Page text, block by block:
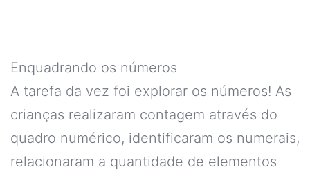
Enquadrando os números
A tarefa da vez foi explorar os números! As
crianças realizaram contagem através do
quadro numérico, identificaram os numerais,
relacionaram a quantidade de elementos